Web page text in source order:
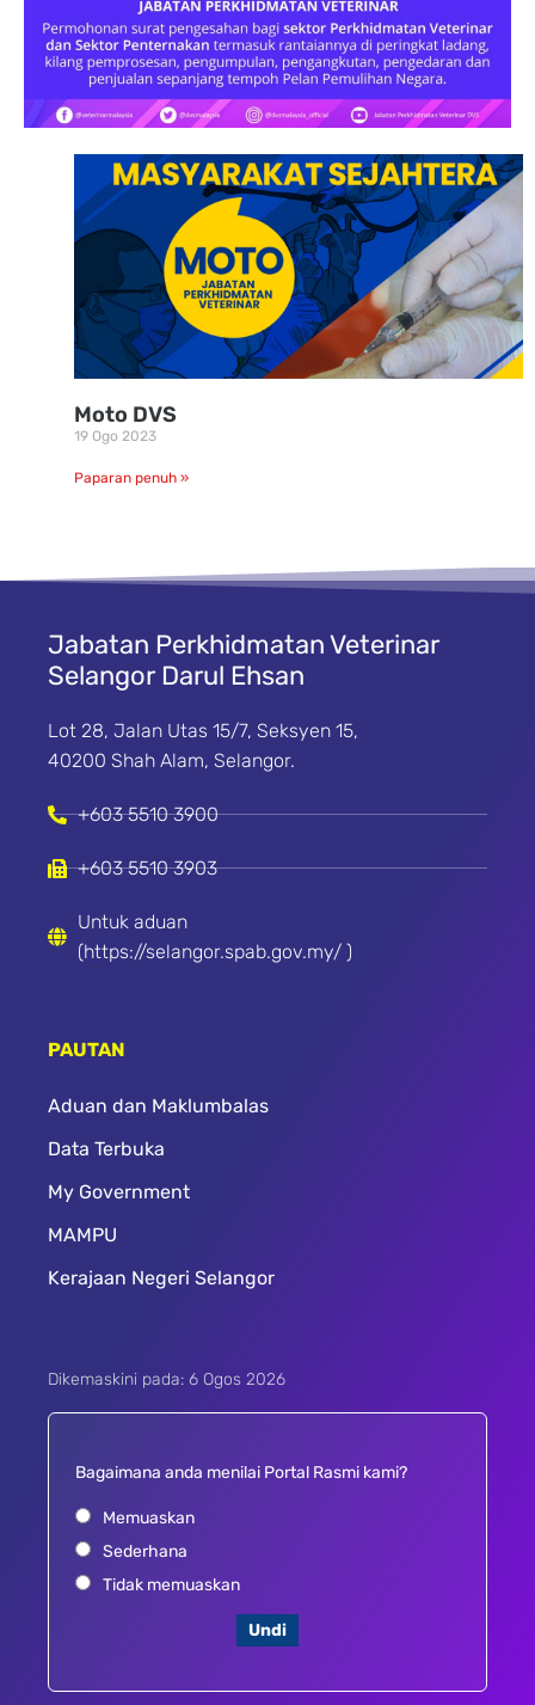
Moto DVS
19 Ogo 2023
Paparan penuh »
Jabatan Perkhidmatan Veterinar
Selangor Darul Ehsan
Lot 28, Jalan Utas 15/7, Seksyen 15,
40200 Shah Alam, Selangor.
+603 5510 3900
+603 5510 3903
Untuk aduan
(https://selangor.spab.gov.my/ )
PAUTAN
Aduan dan Maklumbalas
Data Terbuka
My Government
MAMPU
Kerajaan Negeri Selangor
Dikemaskini pada: 6 Ogos 2026
Bagaimana anda menilai Portal Rasmi kami?
Memuaskan
Sederhana
Tidak memuaskan
Undi